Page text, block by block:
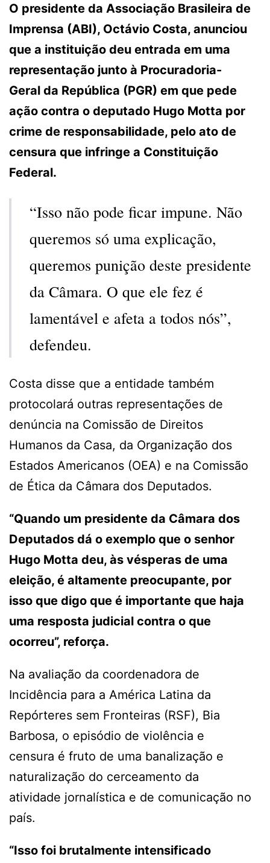
O presidente da Associação Brasileira de
Imprensa (ABI), Octávio Costa, anunciou
que a instituição deu entrada em uma
representação junto à Procuradoria-
Geral da República (PGR) em que pede
ação contra o deputado Hugo Motta por
crime de responsabilidade, pelo ato de
censura que infringe a Constituição
Federal.
“Isso não pode ficar impune. Não
queremos só uma explicação,
queremos punição deste presidente
da Câmara. O que ele fez é
lamentável e afeta a todos nós”,
defendeu.
Costa disse que a entidade também
protocolará outras representações de
denúncia na Comissão de Direitos
Humanos da Casa, da Organização dos
Estados Americanos (OEA) e na Comissão
de Ética da Câmara dos Deputados.
“Quando um presidente da Câmara dos
Deputados dá o exemplo que o senhor
Hugo Motta deu, às vésperas de uma
eleição, é altamente preocupante, por
isso que digo que é importante que haja
uma resposta judicial contra o que
ocorreu”, reforça.
Na avaliação da coordenadora de
Incidência para a América Latina da
Repórteres sem Fronteiras (RSF), Bia
Barbosa, o episódio de violência e
censura é fruto de uma banalização e
naturalização do cerceamento da
atividade jornalística e de comunicação no
país.
“Isso foi brutalmente intensificado